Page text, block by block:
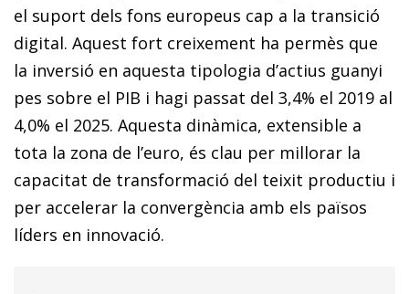
el suport dels fons europeus cap a la transició
digital. Aquest fort creixement ha permès que
la inversió en aquesta tipologia d’actius guanyi
pes sobre el PIB i hagi passat del 3,4% el 2019 al
4,0% el 2025. Aquesta dinàmica, extensible a
tota la zona de l’euro, és clau per millorar la
capacitat de transformació del teixit productiu i
per accelerar la convergència amb els països
líders en innovació.